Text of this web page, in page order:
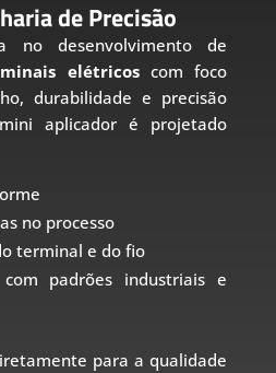
de Precisão
no desenvolvimento de
elétricoscom foco
durabilidade e precisão
aplicador é projetado
no processo
terminal e do fio
com padrões industriais e
para a qualidade